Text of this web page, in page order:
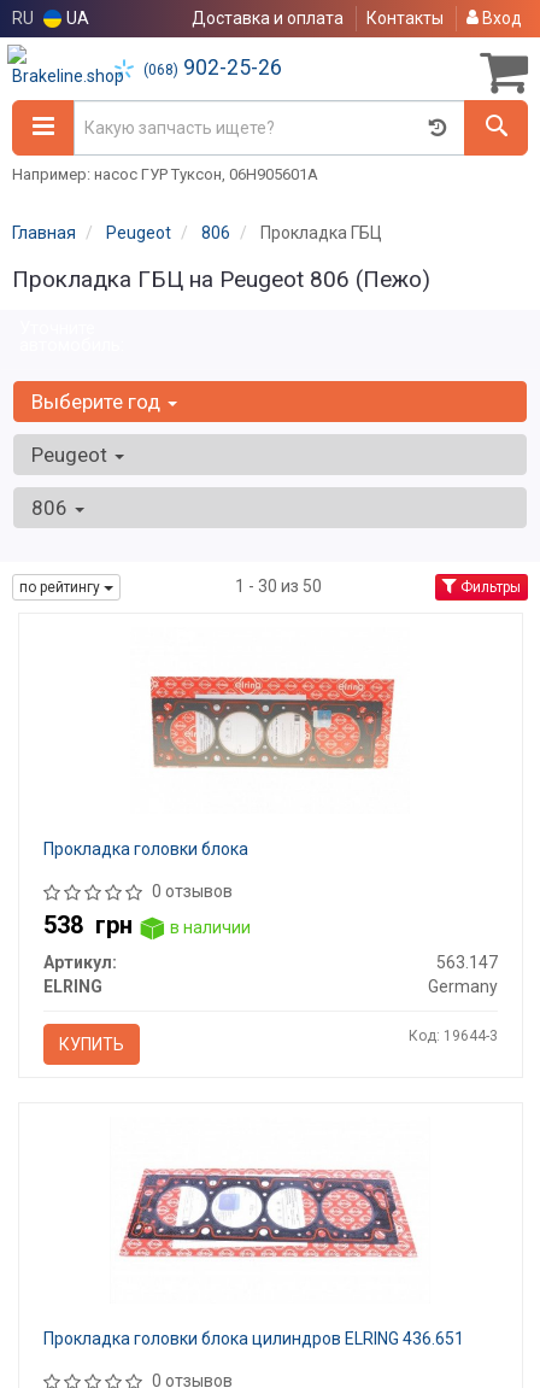
RU UA Доставка и оплата Контакты Вход
(068) 902-25-26
Например: насос ГУР Туксон, 06H905601A
Главная Peugeot 806 Прокладка ГБЦ
Прокладка ГБЦ на Peugeot 806 (Пежо)
Выберите год
Peugeot
806
по рейтингу 1 - 30 из 50 Фильтры
Прокладка головки блока
0 отзывов
538 грн
в наличии
Артикул:
563.147
ELRING
Germany
КУПИТЬ Код: 19644-3
Прокладка головки блока цилиндров ELRING 436.651
0 отзывов